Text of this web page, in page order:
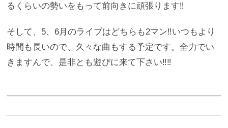
るくらいの勢いをもって前向きに頑張ります‼
そして、5、6月のライブはどちらも2マン‼いつもより
時間も長いので、久々な曲もする予定です。全力でい
きますんで、是非とも遊びに来て下さい‼‼